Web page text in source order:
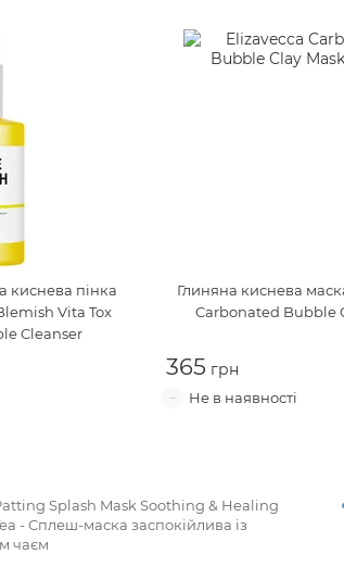
киснева пінка
Vita Tox
Cleanser
Глиняна киснева
Carbonated Bubble
365
Splash Mask Soothing & Healing
- Сплеш-маска заспокійлива із
чаєм